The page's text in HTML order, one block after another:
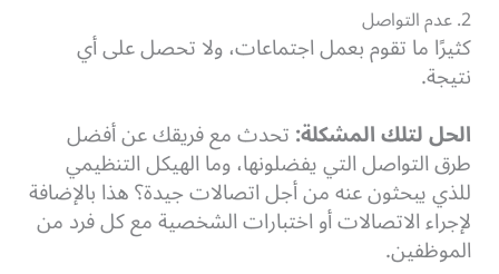
2. عدم التواصل
كثيرًا ما تقوم بعمل اجتماعات، ولا تحصل على أي
نتيجة.
الحل لتلك المشكلة:تحدث مع فريقك عن أفضل
طرق التواصل التي يفضلونها، وما الهيكل التنظيمي
للذي يبحثون عنه من أجل اتصالات جيدة؟ هذا بالإضافة
لإجراء الاتصالات أو اختبارات الشخصية مع كل فرد من
الموظفين.